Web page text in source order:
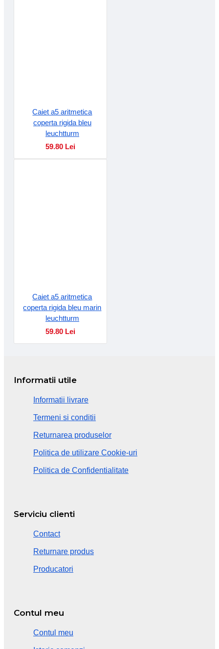
Caiet a5 aritmetica
coperta rigida bleu
leuchtturm
59.80 Lei
Caiet a5 aritmetica
coperta rigida bleu marin
leuchtturm
59.80 Lei
Informatii utile
Informatii livrare
Termeni si conditii
Returnarea produselor
Politica de utilizare Cookie-uri
Politica de Confidentialitate
Serviciu clienti
Contact
Returnare produs
Producatori
Contul meu
Contul meu